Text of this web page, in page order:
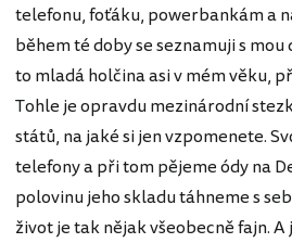
telefonu, foťáku, powerbankám a
během té doby se seznamuji s mou
to mladá holčina asi v mém věku,
Tohle je opravdu mezinárodní
států, na jaké si jen vzpomenete.
telefony a při tom pějeme ódy na
polovinu jeho skladu táhneme s
život je tak nějak všeobecně fajn.